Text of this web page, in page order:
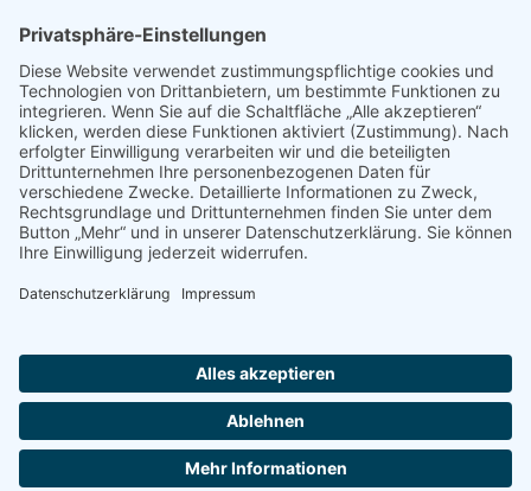
Adresse:
42, 16767
Leegebruch
Telefon:
03304 -
200 54 25
Email:
wassertechnik.de
Copyright © 2020. All Rights Reserved.